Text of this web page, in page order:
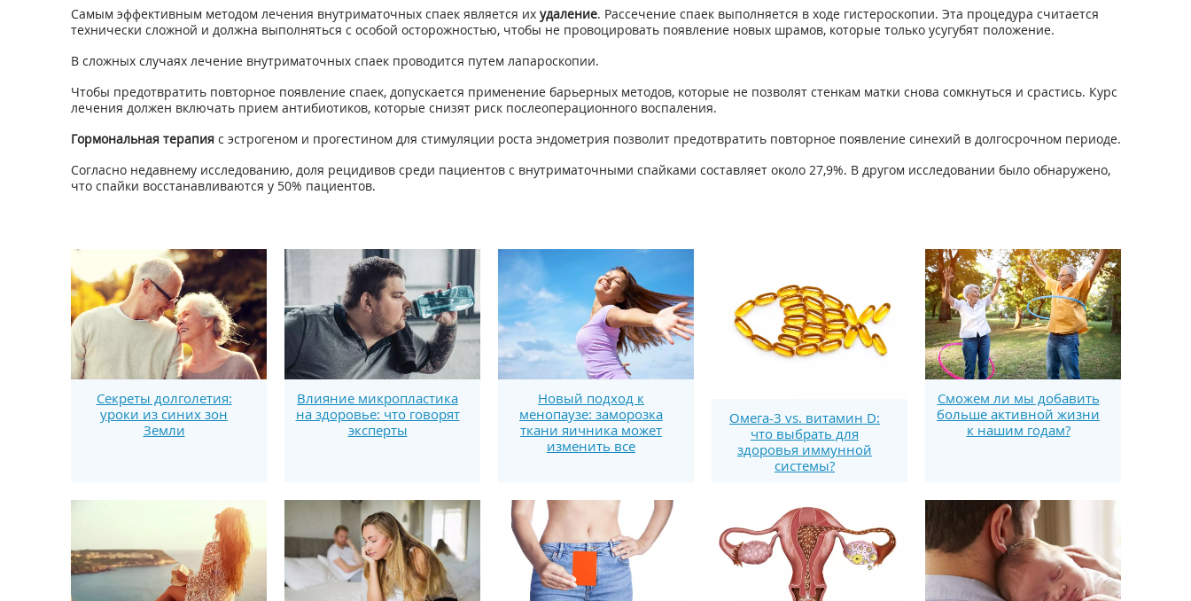
Самым эффективным методом лечения внутриматочных спаек является их удаление. Рассечение спаек выполняется в ходе гистероскопии. Эта процедура считается
технически сложной и должна выполняться с особой осторожностью, чтобы не провоцировать появление новых шрамов, которые только усугубят положение.
В сложных случаях лечение внутриматочных спаек проводится путем лапароскопии.
Чтобы предотвратить повторное появление спаек, допускается применение барьерных методов, которые не позволят стенкам матки снова сомкнуться и срастись. Курс
лечения должен включать прием антибиотиков, которые снизят риск послеоперационного воспаления.
Гормональная терапияс эстрогеном и прогестином для стимуляции роста эндометрия позволит предотвратить повторное появление синехий в долгосрочном периоде.
Согласно недавнему исследованию, доля рецидивов среди пациентов с внутриматочными спайками составляет около 27,9%. В другом исследовании было обнаружено,
что спайки восстанавливаются у 50% пациентов.
Секреты долголетия:
уроки из синих зон
Земли
Влияние микропластика
на здоровье: что говорят
эксперты
Новый подход к
менопаузе: заморозка
ткани яичника может
изменить все
Омега-3 vs. витамин D:
что выбрать для
здоровья иммунной
системы?
Сможем ли мы добавить
больше активной жизни
к нашим годам?